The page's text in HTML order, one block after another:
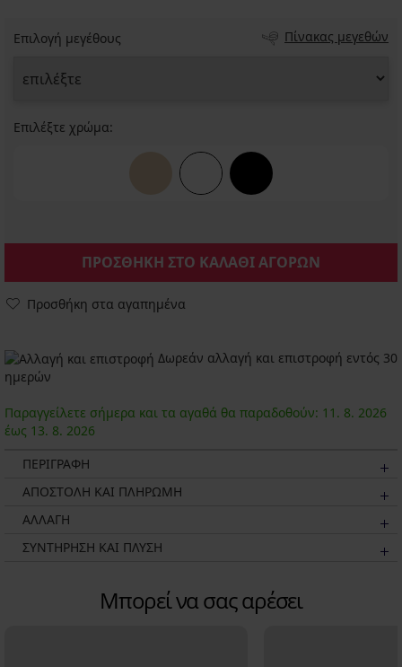
Επιλογή μεγέθους Πίνακας μεγεθών
Επιλέξτε χρώμα:
ΠΡΟΣΘΗΚΗ ΣΤΟ ΚΑΛΑΘΙ ΑΓΟΡΩΝ
Προσθήκη στα αγαπημένα
Δωρεάν αλλαγή και επιστροφή εντός 30
ημερών
Παραγγείλετε σήμερα και τα αγαθά θα παραδοθούν: 11. 8. 2026
έως 13. 8. 2026
ΠΕΡΙΓΡΑΦΗ
ΑΠΟΣΤΟΛΗ ΚΑΙ ΠΛΗΡΩΜΗ
ΑΛΛΑΓΗ
ΣΥΝΤΗΡΗΣΗ ΚΑΙ ΠΛΥΣΗ
Μπορεί να σας αρέσει